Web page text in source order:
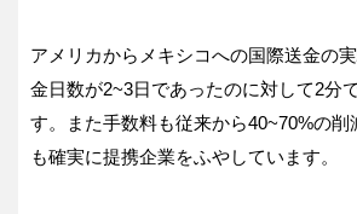
アメリカからメキシコへの国際送金の
金日数が2~3日であったのに対して2分
す。また手数料も従来から40~70%の削
も確実に提携企業をふやしています。